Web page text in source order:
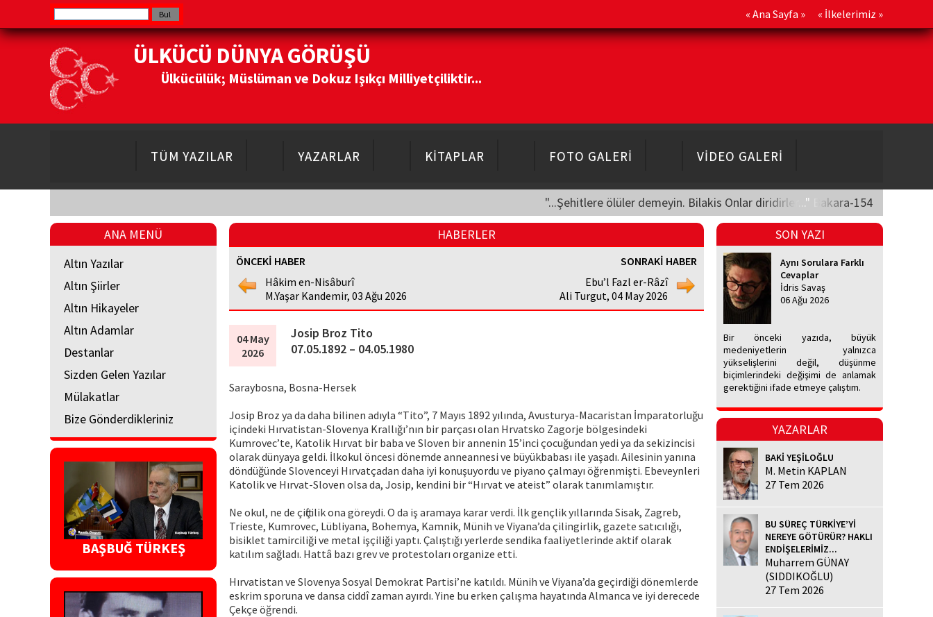
« Ana Sayfa » « İlkelerimiz »
ÜLKÜCÜ DÜNYA GÖRÜŞÜ
Ülkücülük; Müslüman ve Dokuz Işıkçı Milliyetçiliktir...
TÜM YAZILAR YAZARLAR KİTAPLAR FOTO GALERİ VİDEO GALERİ
"...Şehitlere ölüler demeyin. Bilakis Onlar diridirler..." Bakara-154
ANA MENÜ
Altın Yazılar
Altın Şiirler
Altın Hikayeler
Altın Adamlar
Destanlar
Sizden Gelen Yazılar
Mülakatlar
Bize Gönderdikleriniz
BAŞBUĞ TÜRKEŞ
HABERLER
ÖNCEKİ HABER
Hâkim en-Nisâburî
M.Yaşar Kandemir, 03 Ağu 2026
SONRAKİ HABER
Ebu’l Fazl er-Râzî
Ali Turgut, 04 May 2026
04 May
2026
Josip Broz Tito
07.05.1892 – 04.05.1980
Saraybosna, Bosna-Hersek
Josip Broz ya da daha bilinen adıyla “Tito”, 7 Mayıs 1892 yılında, Avusturya-Macaristan İmparatorluğu
içindeki Hırvatistan-Slovenya Krallığı’nın bir parçası olan Hrvatsko Zagorje bölgesindeki
Kumrovec’te, Katolik Hırvat bir baba ve Sloven bir annenin 15’inci çocuğundan yedi ya da sekizincisi
olarak dünyaya geldi. İlkokul öncesi dönemde anneannesi ve büyükbabası ile yaşadı. Ailesinin yanına
döndüğünde Slovenceyi Hırvatçadan daha iyi konuşuyordu ve piyano çalmayı öğrenmişti. Ebeveynleri
Katolik ve Hırvat-Sloven olsa da, Josip, kendini bir “Hırvat ve ateist” olarak tanımlamıştır.
Ne okul, ne de çiftçilik ona göreydi. O da iş aramaya karar verdi. İlk gençlik yıllarında Sisak, Zagreb,
Trieste, Kumrovec, Lübliyana, Bohemya, Kamnik, Münih ve Viyana’da çilingirlik, gazete satıcılığı,
bisiklet tamirciliği ve metal işçiliği yaptı. Çalıştığı yerlerde sendika faaliyetlerinde aktif olarak
katılım sağladı. Hattâ bazı grev ve protestoları organize etti.
Hırvatistan ve Slovenya Sosyal Demokrat Partisi’ne katıldı. Münih ve Viyana’da geçirdiği dönemlerde
eskrim sporuna ve dansa ciddî zaman ayırdı. Yine bu erken çalışma hayatında Almanca ve iyi derecede
Çekçe öğrendi.
SON YAZI
Aynı Sorulara Farklı
Cevaplar
İdris Savaş
06 Ağu 2026
Bir önceki yazıda, büyük
medeniyetlerin yalnızca
yükselişlerini değil, düşünme
biçimlerindeki değişimi de anlamak
gerektiğini ifade etmeye çalıştım.
YAZARLAR
BAKİ YEŞİLOĞLU
M. Metin KAPLAN
27 Tem 2026
BU SÜREÇ TÜRKİYE’Yİ
NEREYE GÖTÜRÜR? HAKLI
ENDİŞELERİMİZ...
Muharrem GÜNAY
(SIDDIKOĞLU)
27 Tem 2026